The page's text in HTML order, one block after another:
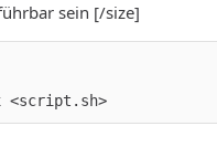
sein [/size]
<script.sh>